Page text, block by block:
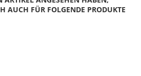
AUCH FÜR FOLGENDE PRODUKTE